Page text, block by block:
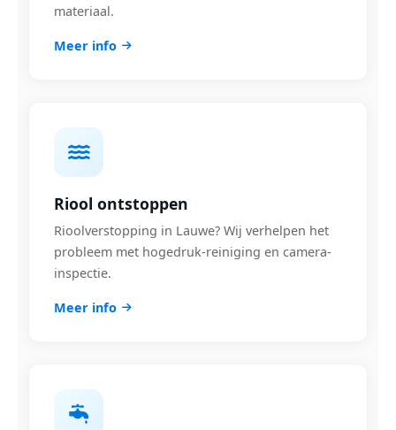
materiaal.
Meer info
Riool ontstoppen
Rioolverstopping in Lauwe? Wij verhelpen het
probleem met hogedruk-reiniging en camera-
inspectie.
Meer info